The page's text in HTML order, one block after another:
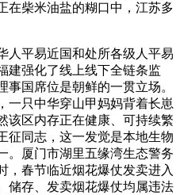
在柴米油盐的糊口中，江苏多
平易近国和处所各级人平易
建强化了线上线下全链条监
国席位是朝鲜的一贯立场。
一只中华穿山甲妈妈背着长崽
该区内存正在健康、可持续繁
征同志，这一发觉是本地生物
。厦门市湖里五缘湾生态警务
，春节临近烟花爆仗发卖进入
储存、发卖烟花爆仗均属违法